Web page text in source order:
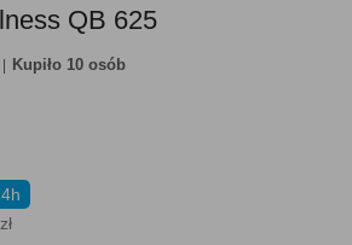
QB 625
Kupiło 10 osób